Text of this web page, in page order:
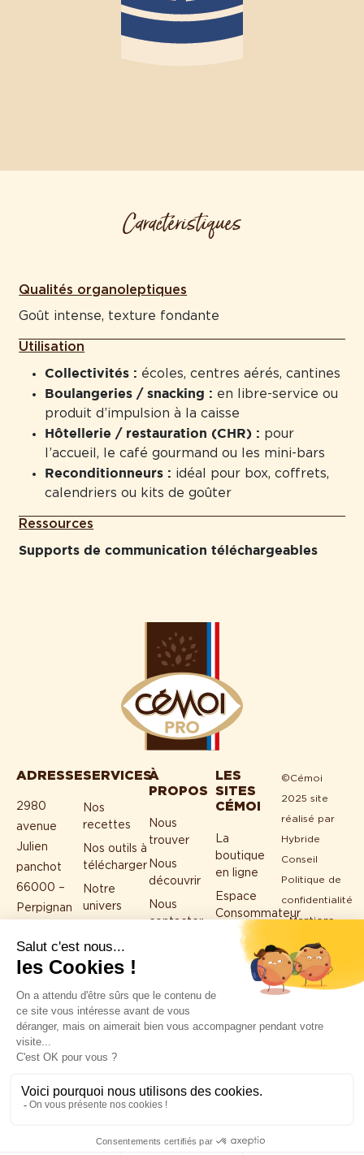
Caractéristiques
Qualités organoleptiques
Goût intense, texture fondante
Utilisation
Collectivités : écoles, centres aérés, cantines
Boulangeries / snacking : en libre-service ou
produit d’impulsion à la caisse
Hôtellerie / restauration (CHR) : pour
l’accueil, le café gourmand ou les mini-bars
Reconditionneurs : idéal pour box, coffrets,
calendriers ou kits de goûter
Ressources
Supports de communication téléchargeables
ADRESSE
2980
avenue
Julien
panchot
66000 –
Perpignan
35 35
SERVICES
Nos
recettes
Nos outils à
télécharger
Notre
univers
À
PROPOS
Nous
trouver
Nous
découvrir
Nous
contacter
LES
SITES
CÉMOI
La
boutique
en ligne
Espace
Consommateur
Espace
Groupe
Programme
Transparence
©Cémoi
2025 site
réalisé par
Hybride
Conseil
Politique de
confidentialité
–Mentions
légales